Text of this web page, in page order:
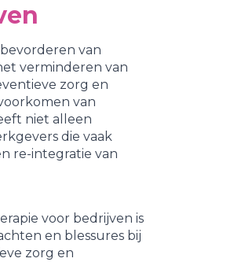
van
verminderen van
zorg en
van
niet alleen
die vaak
re-integratie van
voor bedrijven is
en blessures bij
zorg en